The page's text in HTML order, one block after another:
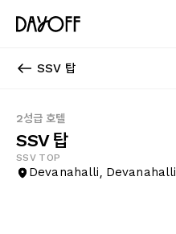
SSV 탑
2성급 호텔
SSV 탑
SSV TOP
Devanahalli, Devanahalli